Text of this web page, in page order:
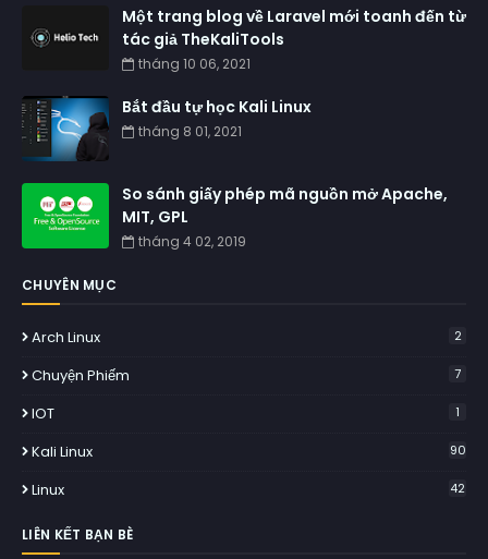
Một trang blog về Laravel mới toanh đến từ
tác giả TheKaliTools
tháng 10 06, 2021
Bắt đầu tự học Kali Linux
tháng 8 01, 2021
So sánh giấy phép mã nguồn mở Apache,
MIT, GPL
tháng 4 02, 2019
CHUYÊN MỤC
Arch Linux 2
Chuyện Phiếm 7
IOT 1
Kali Linux 90
Linux 42
LIÊN KẾT BẠN BÈ